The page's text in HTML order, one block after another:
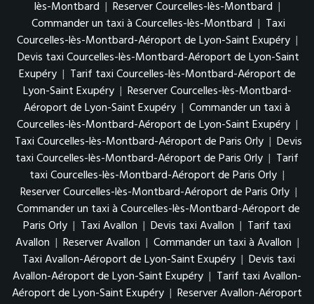
lès-Montbard | Reserver Courcelles-lès-Montbard |
Commander un taxi à Courcelles-lès-Montbard | Taxi
Courcelles-lès-Montbard-Aéroport de Lyon-Saint Exupéry |
Devis taxi Courcelles-lès-Montbard-Aéroport de Lyon-Saint
Exupéry | Tarif taxi Courcelles-lès-Montbard-Aéroport de
Lyon-Saint Exupéry | Reserver Courcelles-lès-Montbard-
Aéroport de Lyon-Saint Exupéry | Commander un taxi à
Courcelles-lès-Montbard-Aéroport de Lyon-Saint Exupéry |
Taxi Courcelles-lès-Montbard-Aéroport de Paris Orly | Devis
taxi Courcelles-lès-Montbard-Aéroport de Paris Orly | Tarif
taxi Courcelles-lès-Montbard-Aéroport de Paris Orly |
Reserver Courcelles-lès-Montbard-Aéroport de Paris Orly |
Commander un taxi à Courcelles-lès-Montbard-Aéroport de
Paris Orly | Taxi Avallon | Devis taxi Avallon | Tarif taxi
Avallon | Reserver Avallon | Commander un taxi à Avallon |
Taxi Avallon-Aéroport de Lyon-Saint Exupéry | Devis taxi
Avallon-Aéroport de Lyon-Saint Exupéry | Tarif taxi Avallon-
Aéroport de Lyon-Saint Exupéry | Reserver Avallon-Aéroport